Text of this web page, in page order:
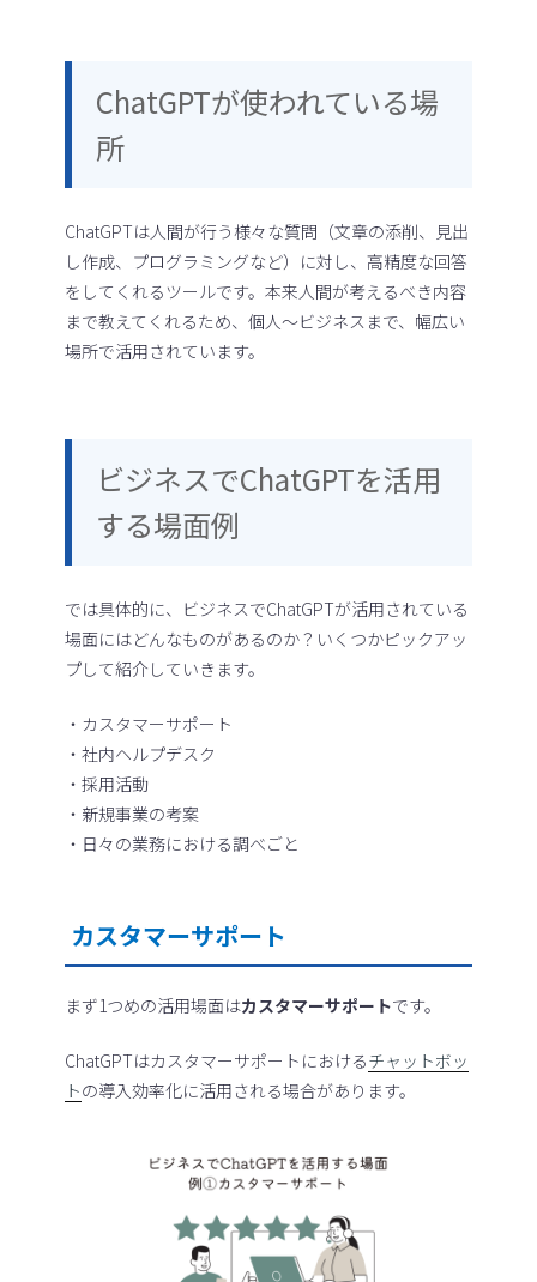
ChatGPTが使われている場
所
ChatGPTは人間が行う様々な質問（文章の添削、見出
し作成、プログラミングなど）に対し、高精度な回答
をしてくれるツールです。本来人間が考えるべき内容
まで教えてくれるため、個人～ビジネスまで、幅広い
場所で活用されています。
ビジネスでChatGPTを活用
する場面例
では具体的に、ビジネスでChatGPTが活用されている
場面にはどんなものがあるのか？いくつかピックアッ
プして紹介していきます。
・カスタマーサポート
・社内ヘルプデスク
・採用活動
・新規事業の考案
・日々の業務における調べごと
カスタマーサポート
まず1つめの活用場面はカスタマーサポートです。
ChatGPTはカスタマーサポートにおけるチャットボッ
トの導入効率化に活用される場合があります。